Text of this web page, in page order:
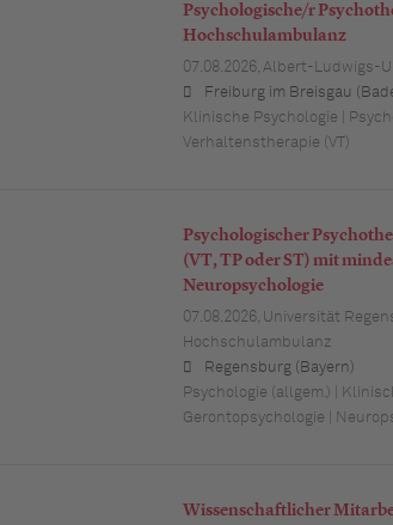
Psychologische/r
Hochschulambulanz
07.08.2026, Albert-Ludwigs-
Freiburg im Breisgau
Klinische Psychologie |
Verhaltenstherapie (VT)
Psychologischer
(VT, TP oder ST) mit
Neuropsychologie
07.08.2026, Universität
Hochschulambulanz
Regensburg (Bayern)
Psychologie (allgem.) |
Gerontopsychologie |
Wissenschaftlicher